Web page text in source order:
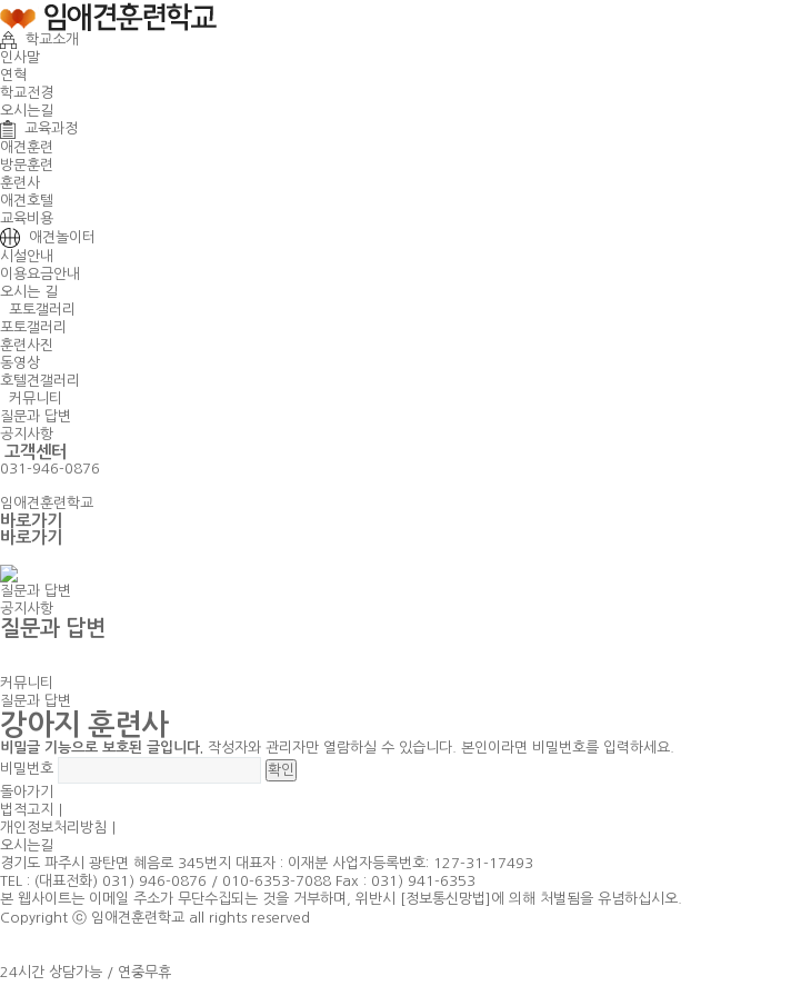
학교소개
인사말
연혁
학교전경
오시는길
교육과정
애견훈련
방문훈련
훈련사
애견호텔
교육비용
애견놀이터
시설안내
이용요금안내
오시는 길
포토갤러리
포토갤러리
훈련사진
동영상
호텔견갤러리
커뮤니티
질문과 답변
공지사항
고객센터
031-946-0876
임애견훈련학교
바로가기
바로가기
질문과 답변
공지사항
질문과 답변
커뮤니티
질문과 답변
강아지 훈련사
비밀글 기능으로 보호된 글입니다.
작성자와 관리자만 열람하실 수 있습니다. 본인이라면 비밀번호를 입력하세요.
비밀번호
돌아가기
법적고지
개인정보처리방침
오시는길
경기도 파주시 광탄면 혜음로 345번지 대표자 : 이재분 사업자등록번호: 127-31-17493
TEL : (대표전화) 031) 946-0876 / 010-6353-7088 Fax : 031) 941-6353
본 웹사이트는 이메일 주소가 무단수집되는 것을 거부하며, 위반시 [정보통신망법]에 의해 처벌됨을 유념하십시오.
Copyright ⓒ 임애견훈련학교 all rights reserved
24시간 상담가능 / 연중무휴